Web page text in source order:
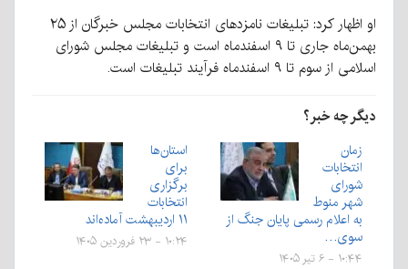
او اظهار کرد: تبلیغات نامزدهای انتخابات مجلس خبرگان از ۲۵
بهمن‌ماه جاری تا ۹ اسفندماه است و تبلیغات مجلس شورای
اسلامی از سوم تا ۹ اسفندماه فرآیند تبلیغات است.
دیگر چه خبر؟
زمان
انتخابات
شورای
شهر منوط
به اعلام رسمی پایان جنگ از
سوی…
۱۰:۴۴ - ۶ تیر ۱۴۰۵
استان‌ها
برای
برگزاری
انتخابات
۱۱ اردیبهشت آماده‌اند
۱۰:۲۴ - ۲۳ فروردین ۱۴۰۵